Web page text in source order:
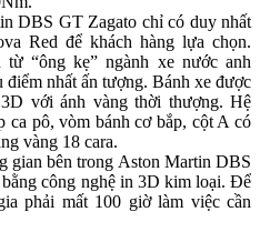
DBS GT Zagato chỉ có duy nhất
Red để khách hàng lựa chọn.
từ “ông kẹ” ngành xe nước anh
nhất ấn tượng. Bánh xe được
với ánh vàng thời thượng. Hệ
ca pô, vòm bánh cơ bắp, cột A có
vàng 18 cara.
gian bên trong Aston Martin DBS
công nghệ in 3D kim loại. Để
phải mất 100 giờ làm việc cần